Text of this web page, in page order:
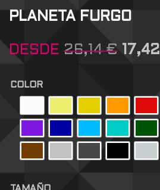
PLANETA FURGO
DESDE 26,14€ 17,42
COLOR